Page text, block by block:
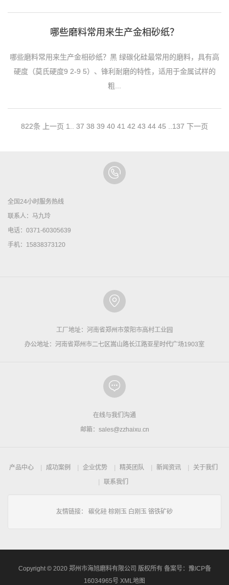
哪些磨料常用来生产金相砂纸？
哪些磨料常用来生产金相砂纸？黑 绿‌碳化硅‌最常用的磨料，具有高
硬度（莫氏硬度9 2-9 5）、锋利耐磨的特性，适用于金属试样的
粗...
822条 上一页 1.. 37 38 39 40 41 42 43 44 45 ..137 下一页
全国24小时服务热线
联系人：马九玲
电话：0371-60305639
手机：15838373120
工厂地址：河南省郑州市荥阳市高村工业园
办公地址：河南省郑州市二七区嵩山路长江路亚星时代广场1903室
在线与我们沟通
邮箱：sales@zzhaixu.cn
产品中心 成功案例 企业优势 精英团队 新闻资讯
关于我们
联系我们
友情链接： 碳化硅 棕刚玉 白刚玉 铬铁矿砂
Copyright © 2020 郑州市海旭磨料有限公司 版权所有 备案号： 豫ICP备
16034965号 XML地图